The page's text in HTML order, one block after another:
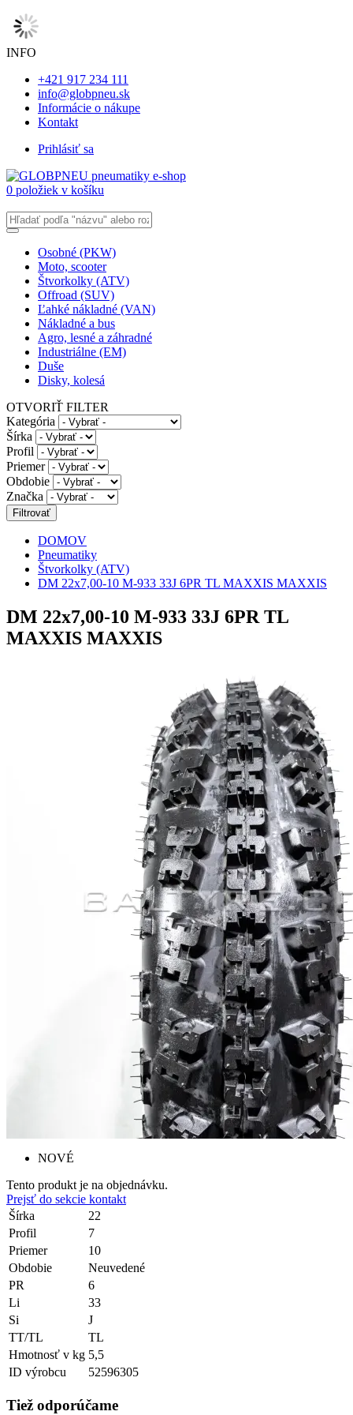
INFO
+421 917 234 111
info@globpneu.sk
Informácie o nákupe
Kontakt
Prihlásiť sa
0 položiek v košíku
Osobné (PKW)
Moto, scooter
Štvorkolky (ATV)
Offroad (SUV)
Ľahké nákladné (VAN)
Nákladné a bus
Agro, lesné a záhradné
Industriálne (EM)
Duše
Disky, kolesá
OTVORIŤ FILTER
Kategória
Šírka
Profil
Priemer
Obdobie
Značka
DOMOV
Pneumatiky
Štvorkolky (ATV)
DM 22x7,00-10 M-933 33J 6PR TL MAXXIS MAXXIS
DM 22x7,00-10 M-933 33J 6PR TL
MAXXIS MAXXIS
NOVÉ
Tento produkt je na objednávku.
Prejsť do sekcie kontakt
Šírka
22
Profil
7
Priemer
10
Obdobie
Neuvedené
PR
6
Li
33
Si
J
TT/TL
TL
Hmotnosť v kg 5,5
ID výrobcu
52596305
Tiež odporúčame